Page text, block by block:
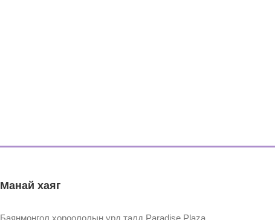
Манай хаяг
Баянмонгол хороололын урд талд Paradise Plaza